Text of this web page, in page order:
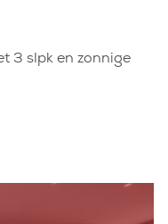
3 slpk en zonnige